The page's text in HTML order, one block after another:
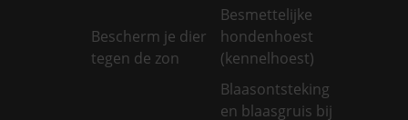
Bescherm je dier
tegen de zon
Besmettelijke
hondenhoest
(kennelhoest)
Blaasontsteking
en blaasgruis bij